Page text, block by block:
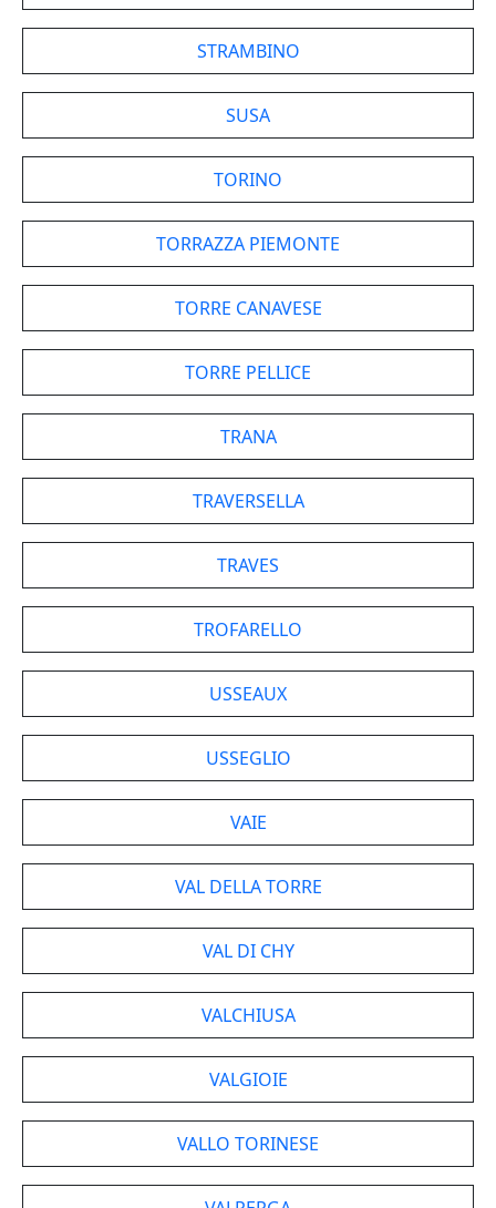
STRAMBINO
SUSA
TORINO
TORRAZZA PIEMONTE
TORRE CANAVESE
TORRE PELLICE
TRANA
TRAVERSELLA
TRAVES
TROFARELLO
USSEAUX
USSEGLIO
VAIE
VAL DELLA TORRE
VAL DI CHY
VALCHIUSA
VALGIOIE
VALLO TORINESE